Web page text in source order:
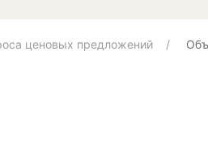
ценовых предложений